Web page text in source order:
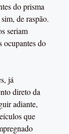
do prisma
de raspão.
seriam
ocupantes do
já
direto da
adiante,
que